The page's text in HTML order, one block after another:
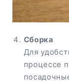
Сборка
Для
процессе